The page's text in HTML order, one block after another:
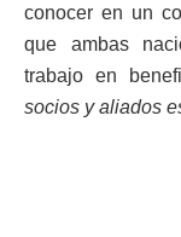
conocer en un
que ambas
trabajo en
socios y aliados